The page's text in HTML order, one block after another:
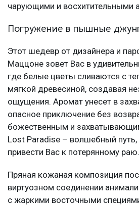
чарующими и восхитительными
Погружение в пышные
Этот шедевр от дизайнера и
Маццоне зовет Вас в
где белые цветы сливаются с
мягкой древесиной, создавая
ощущения. Аромат унесет в
опасное приключение без
божественным и
Lost Paradise – волшебный
привести Вас к потерянному раю.
Пряная кожаная композиция
виртуозном соединении
с жаркими восточными